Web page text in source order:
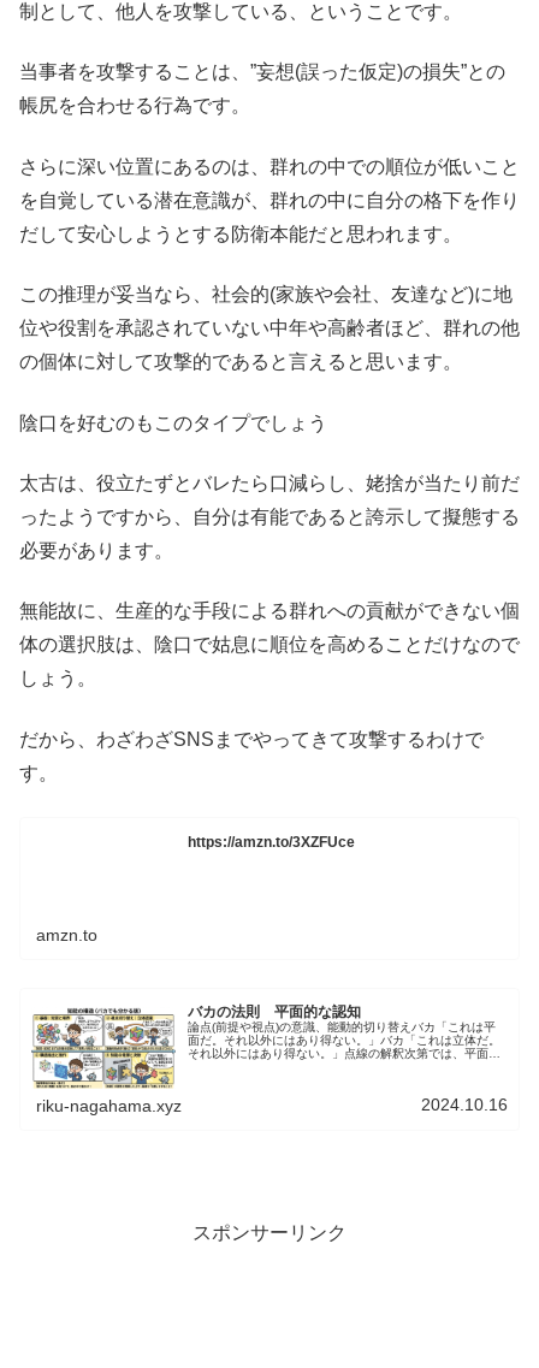
制として、他人を攻撃している、ということです。
当事者を攻撃することは、”妄想(誤った仮定)の損失”との
帳尻を合わせる行為です。
さらに深い位置にあるのは、群れの中での順位が低いこと
を自覚している潜在意識が、群れの中に自分の格下を作り
だして安心しようとする防衛本能だと思われます。
この推理が妥当なら、社会的(家族や会社、友達など)に地
位や役割を承認されていない中年や高齢者ほど、群れの他
の個体に対して攻撃的であると言えると思います。
陰口を好むのもこのタイプでしょう
太古は、役立たずとバレたら口減らし、姥捨が当たり前だ
ったようですから、自分は有能であると誇示して擬態する
必要があります。
無能故に、生産的な手段による群れへの貢献ができない個
体の選択肢は、陰口で姑息に順位を高めることだけなので
しょう。
だから、わざわざSNSまでやってきて攻撃するわけで
す。
https://amzn.to/3XZFUce
amzn.to
バカの法則 平面的な認知
論点(前提や視点)の意識、能動的切り替えバカ「これは平
面だ。それ以外にはあり得ない。」バカ「これは立体だ。
それ以外にはあり得ない。」点線の解釈次第では、平面と
riku-nagahama.xyz 2024.10.16
スポンサーリンク